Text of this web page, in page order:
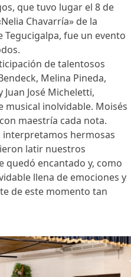
que tuvo lugar el 8 de
Chavarría» de la
Tegucigalpa, fue un evento
de talentosos
Melina Pineda,
José Micheletti,
musical inolvidable. Moisés
maestría cada nota.
interpretamos hermosas
latir nuestros
quedó encantado y, como
llena de emociones y
de este momento tan